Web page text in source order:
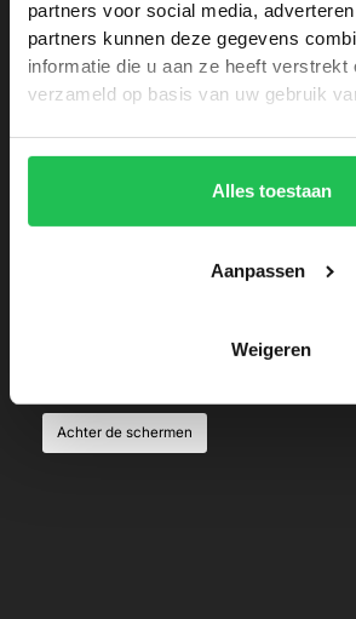
partners voor social media,
partners kunnen deze gegevens
informatie die u aan ze heeft verstrekt
verzameld op basis van uw gebruik
Alles toestaan
Aanpassen
Weigeren
Achter de schermen
Peter Eijbergen!
Achter de schermen